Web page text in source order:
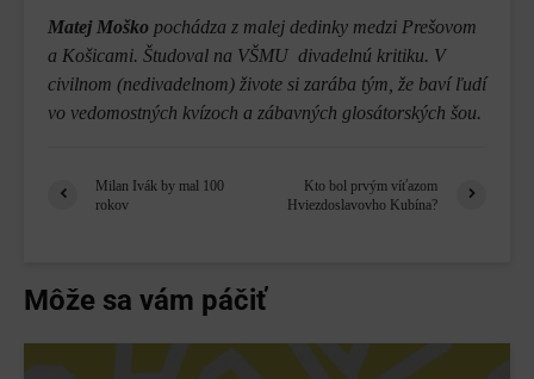
Matej Moško pochádza z malej dedinky medzi Prešovom
a Košicami. Študoval na VŠMU divadelnú kritiku. V
civilnom (nedivadelnom) živote si zarába tým, že baví ľudí
vo vedomostných kvízoch a zábavných glosátorských šou.
Milan Ivák by mal 100
rokov
Kto bol prvým víťazom
Hviezdoslavovho Kubína?
Môže sa vám páčiť